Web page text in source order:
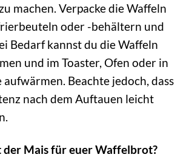
machen. Verpacke die Waffeln
oder -behältern und
Bedarf kannst du die Waffeln
und im Toaster, Ofen oder in
Beachte jedoch, dass
nach dem Auftauen leicht
Mais für euer Waffelbrot?